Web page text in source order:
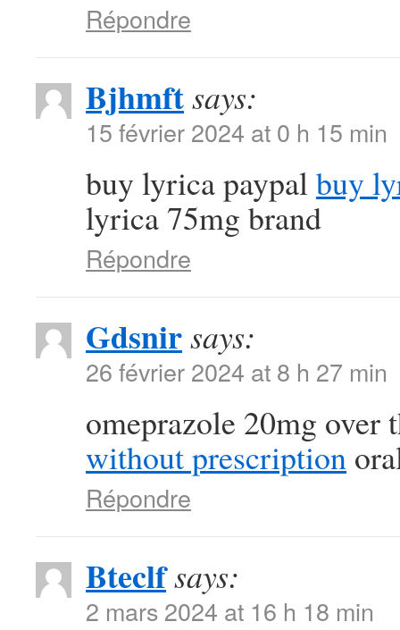
Répondre
Bjhmftsays:
15 février 2024 at 0 h 15 min
buy lyrica paypalbuy
lyrica 75mg brand
Répondre
Gdsnirsays:
26 février 2024 at 8 h 27 min
omeprazole 20mg over
without prescription
Répondre
Bteclfsays:
2 mars 2024 at 16 h 18 min